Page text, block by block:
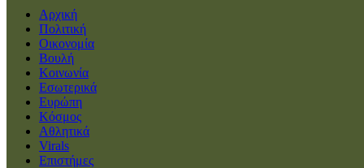
Αρχική
Πολιτική
Οικονομία
Βουλή
Κοινωνία
Εσωτερικά
Ευρώπη
Κόσμος
Αθλητικά
Virals
Επιστήμες